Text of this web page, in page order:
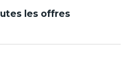
les offres